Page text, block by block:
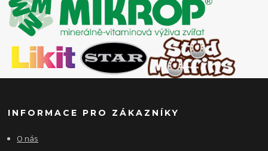
INFORMACE PRO ZÁKAZNÍKY
O nás